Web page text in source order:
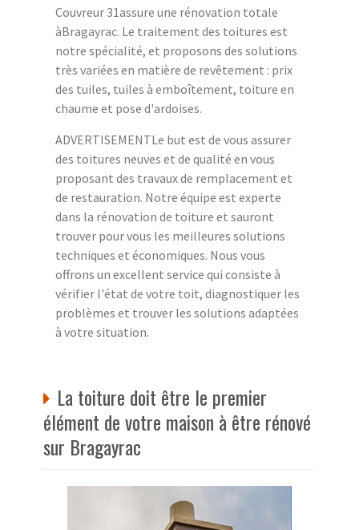
Couvreur 31assure une rénovation totale
àBragayrac. Le traitement des toitures est
notre spécialité, et proposons des solutions
très variées en matière de revêtement : prix
des tuiles, tuiles à emboîtement, toiture en
chaume et pose d'ardoises.
ADVERTISEMENTLe but est de vous assurer
des toitures neuves et de qualité en vous
proposant des travaux de remplacement et
de restauration. Notre équipe est experte
dans la rénovation de toiture et sauront
trouver pour vous les meilleures solutions
techniques et économiques. Nous vous
offrons un excellent service qui consiste à
vérifier l'état de votre toit, diagnostiquer les
problèmes et trouver les solutions adaptées
à votre situation.
La toiture doit être le premier
élément de votre maison à être rénové
sur Bragayrac